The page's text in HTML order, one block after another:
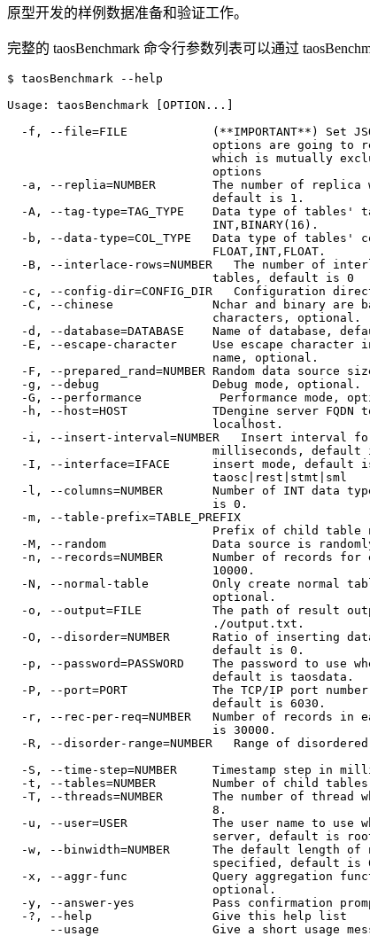
原型开发的样例数据准备和验证工作。
完整的 taosBenchmark 命令行参数列表可以通过
$ taosBenchmark --help
Usage: taosBenchmark [OPTION...]
-f, --file=FILE            (**IMPORTANT**) Set
options are going to
which is mutually
                             options
-a, --replia=NUMBER        The number of replica
                             default is 1.
-A, --tag-type=TAG_TYPE    Data type of tables'
                             INT,BINARY(16).
-b, --data-type=COL_TYPE   Data type of tables'
                             FLOAT,INT,FLOAT.
-B, --interlace-rows=NUMBER   The number of
                             tables, default is 0
-c, --config-dir=CONFIG_DIR   Configuration
-C, --chinese              Nchar and binary are
                             characters, optional.
-d, --database=DATABASE    Name of database,
-E, --escape-character     Use escape character
                             name, optional.
-F, --prepared_rand=NUMBER Random data source
  -g, --debug                Debug mode, optional.
-G, --performance           Performance mode,
-h, --host=HOST            TDengine server FQDN
                             localhost.
-i, --insert-interval=NUMBER   Insert interval
milliseconds, default
-I, --interface=IFACE      insert mode, default
                             taosc|rest|stmt|sml
-l, --columns=NUMBER       Number of INT data
                             is 0.
  -m, --table-prefix=TABLE_PREFIX
Prefix of child table
-M, --random               Data source is
-n, --records=NUMBER       Number of records for
                             10000.
-N, --normal-table         Only create normal
                             optional.
-o, --output=FILE          The path of result
                             ./output.txt.
-O, --disorder=NUMBER      Ratio of inserting
                             default is 0.
-p, --password=PASSWORD    The password to use
                             default is taosdata.
-P, --port=PORT            The TCP/IP port
                             default is 6030.
-r, --rec-per-req=NUMBER   Number of records in
                             is 30000.
-R, --disorder-range=NUMBER   Range of
-S, --time-step=NUMBER     Timestamp step in
-t, --tables=NUMBER        Number of child
-T, --threads=NUMBER       The number of thread
                             8.
-u, --user=USER            The user name to use
server, default is
-w, --binwidth=NUMBER      The default length of
specified, default is
-x, --aggr-func            Query aggregation
                             optional.
-y, --answer-yes           Pass confirmation
  -?, --help                 Give this help list
--usage                Give a short usage